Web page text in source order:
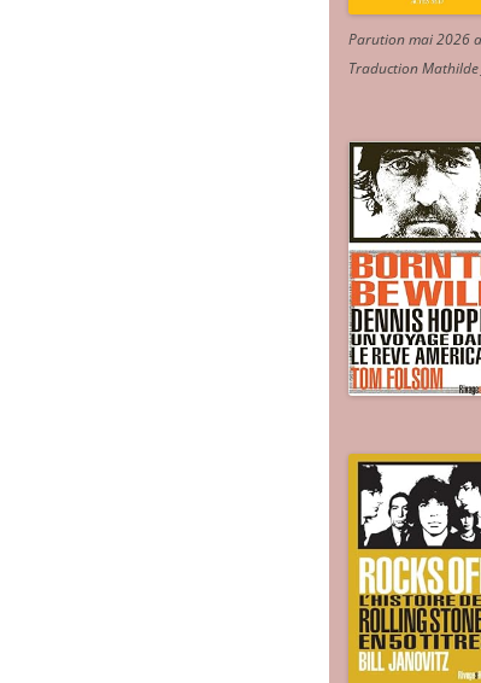
Parution mai 2026
Traduction Mathilde